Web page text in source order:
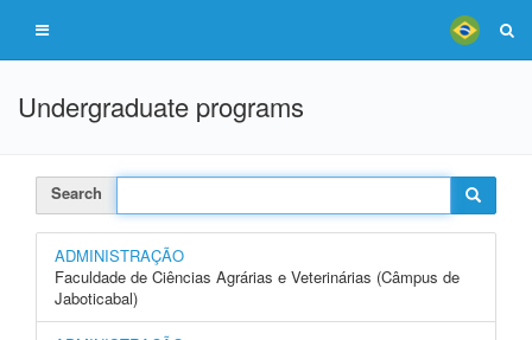
Undergraduate programs
Search
ADMINISTRAÇÃO
Faculdade de Ciências Agrárias e Veterinárias (Câmpus de
Jaboticabal)